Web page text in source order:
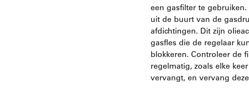
een gasfilter te
uit de buurt van de
afdichtingen. Dit zijn
gasfles die de regelaar
blokkeren. Controleer de
regelmatig, zoals elke
vervangt, en vervang